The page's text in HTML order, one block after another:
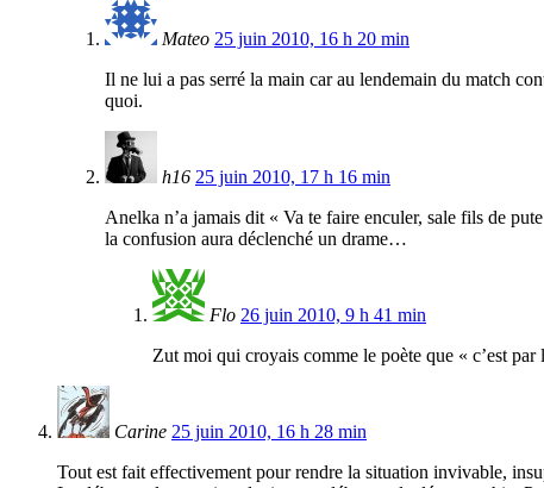
Mateo 25 juin 2010, 16 h 20 min
Il ne lui a pas serré la main car au lendemain du match
quoi.
h16 25 juin 2010, 17 h 16 min
Anelka n’a jamais dit « Va te faire enculer, sale fils de
la confusion aura déclenché un drame…
Flo 26 juin 2010, 9 h 41 min
Zut moi qui croyais comme le poète que « c’est
Carine 25 juin 2010, 16 h 28 min
Tout est fait effectivement pour rendre la situation invivable,